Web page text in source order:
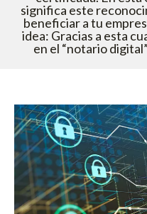
significa este
beneficiar a tu
idea: Gracias a esta
en el “notario